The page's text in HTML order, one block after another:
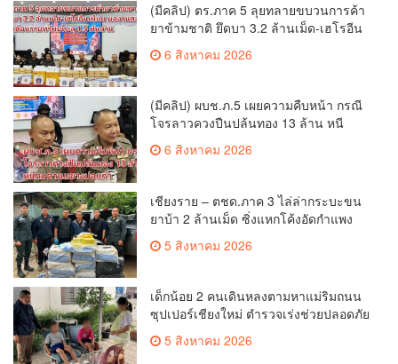
(มีคลิป) ตร.ภาค 5 ลุยทลายขบวนการค้า
ยาข้ามชาติ ยึดบา 3.2 ล้านเม็ด-เฮโรอีน
เพียบ ผลงานสะสม 10 เดือนรวบทรัพย์
ทะลุ 1.5 พันล้าน
6 สิงหาคม 2026
(มีคลิป) ผบช.ภ.5 เผยความคืบหน้า กรณี
โจรลาวควงปืนปล้นทอง 13 ล้าน หนี
กบดานแขวงบ่อแก้ว
6 สิงหาคม 2026
เชียงราย – ตชด.ภาค 3 ไล่ล่ากระบะขน
ยาบ้า 2 ล้านเม็ด ซิ่งแหกโค้งอัดกำแพง
5 สิงหาคม 2026
เด็กน้อย 2 คนเดินหลงตามหาแม่ริมถนน
ซุปเปอร์เชียงใหม่ ตำรวจเร่งช่วยปลอดภัย
แล้ว5 สิงหาคม 2026